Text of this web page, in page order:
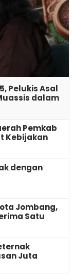
Pelukis Asal
dalam
Pemkab
Kebijakan
dengan
Jombang,
Satu
Juta